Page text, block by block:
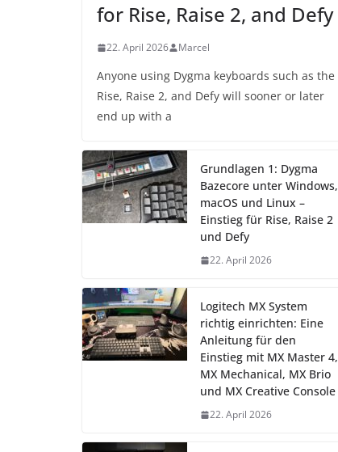
for Rise, Raise 2, and Defy
22. April 2026 Marcel
Anyone using Dygma keyboards such as the
Rise, Raise 2, and Defy will sooner or later
end up with a
Grundlagen 1: Dygma
Bazecore unter Windows,
macOS und Linux –
Einstieg für Rise, Raise 2
und Defy
22. April 2026
Logitech MX System
richtig einrichten: Eine
Anleitung für den
Einstieg mit MX Master 4,
MX Mechanical, MX Brio
und MX Creative Console
22. April 2026